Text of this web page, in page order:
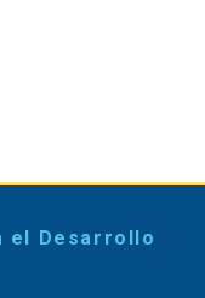
el Desarrollo